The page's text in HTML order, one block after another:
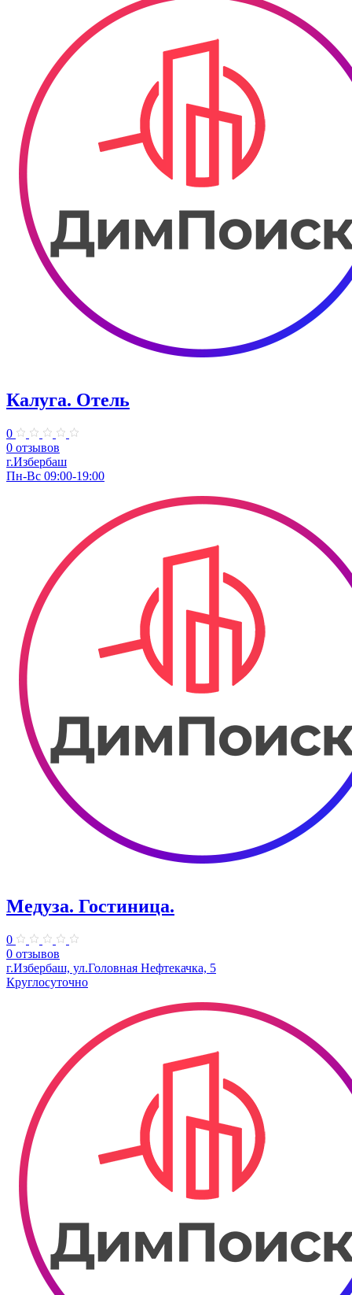
Калуга. Отель
0
0 отзывов
г.Избербаш
Пн-Вс 09:00-19:00
Медуза. Гостиница.
0
0 отзывов
г.Избербаш, ул.Головная Нефтекачка, 5
Круглосуточно